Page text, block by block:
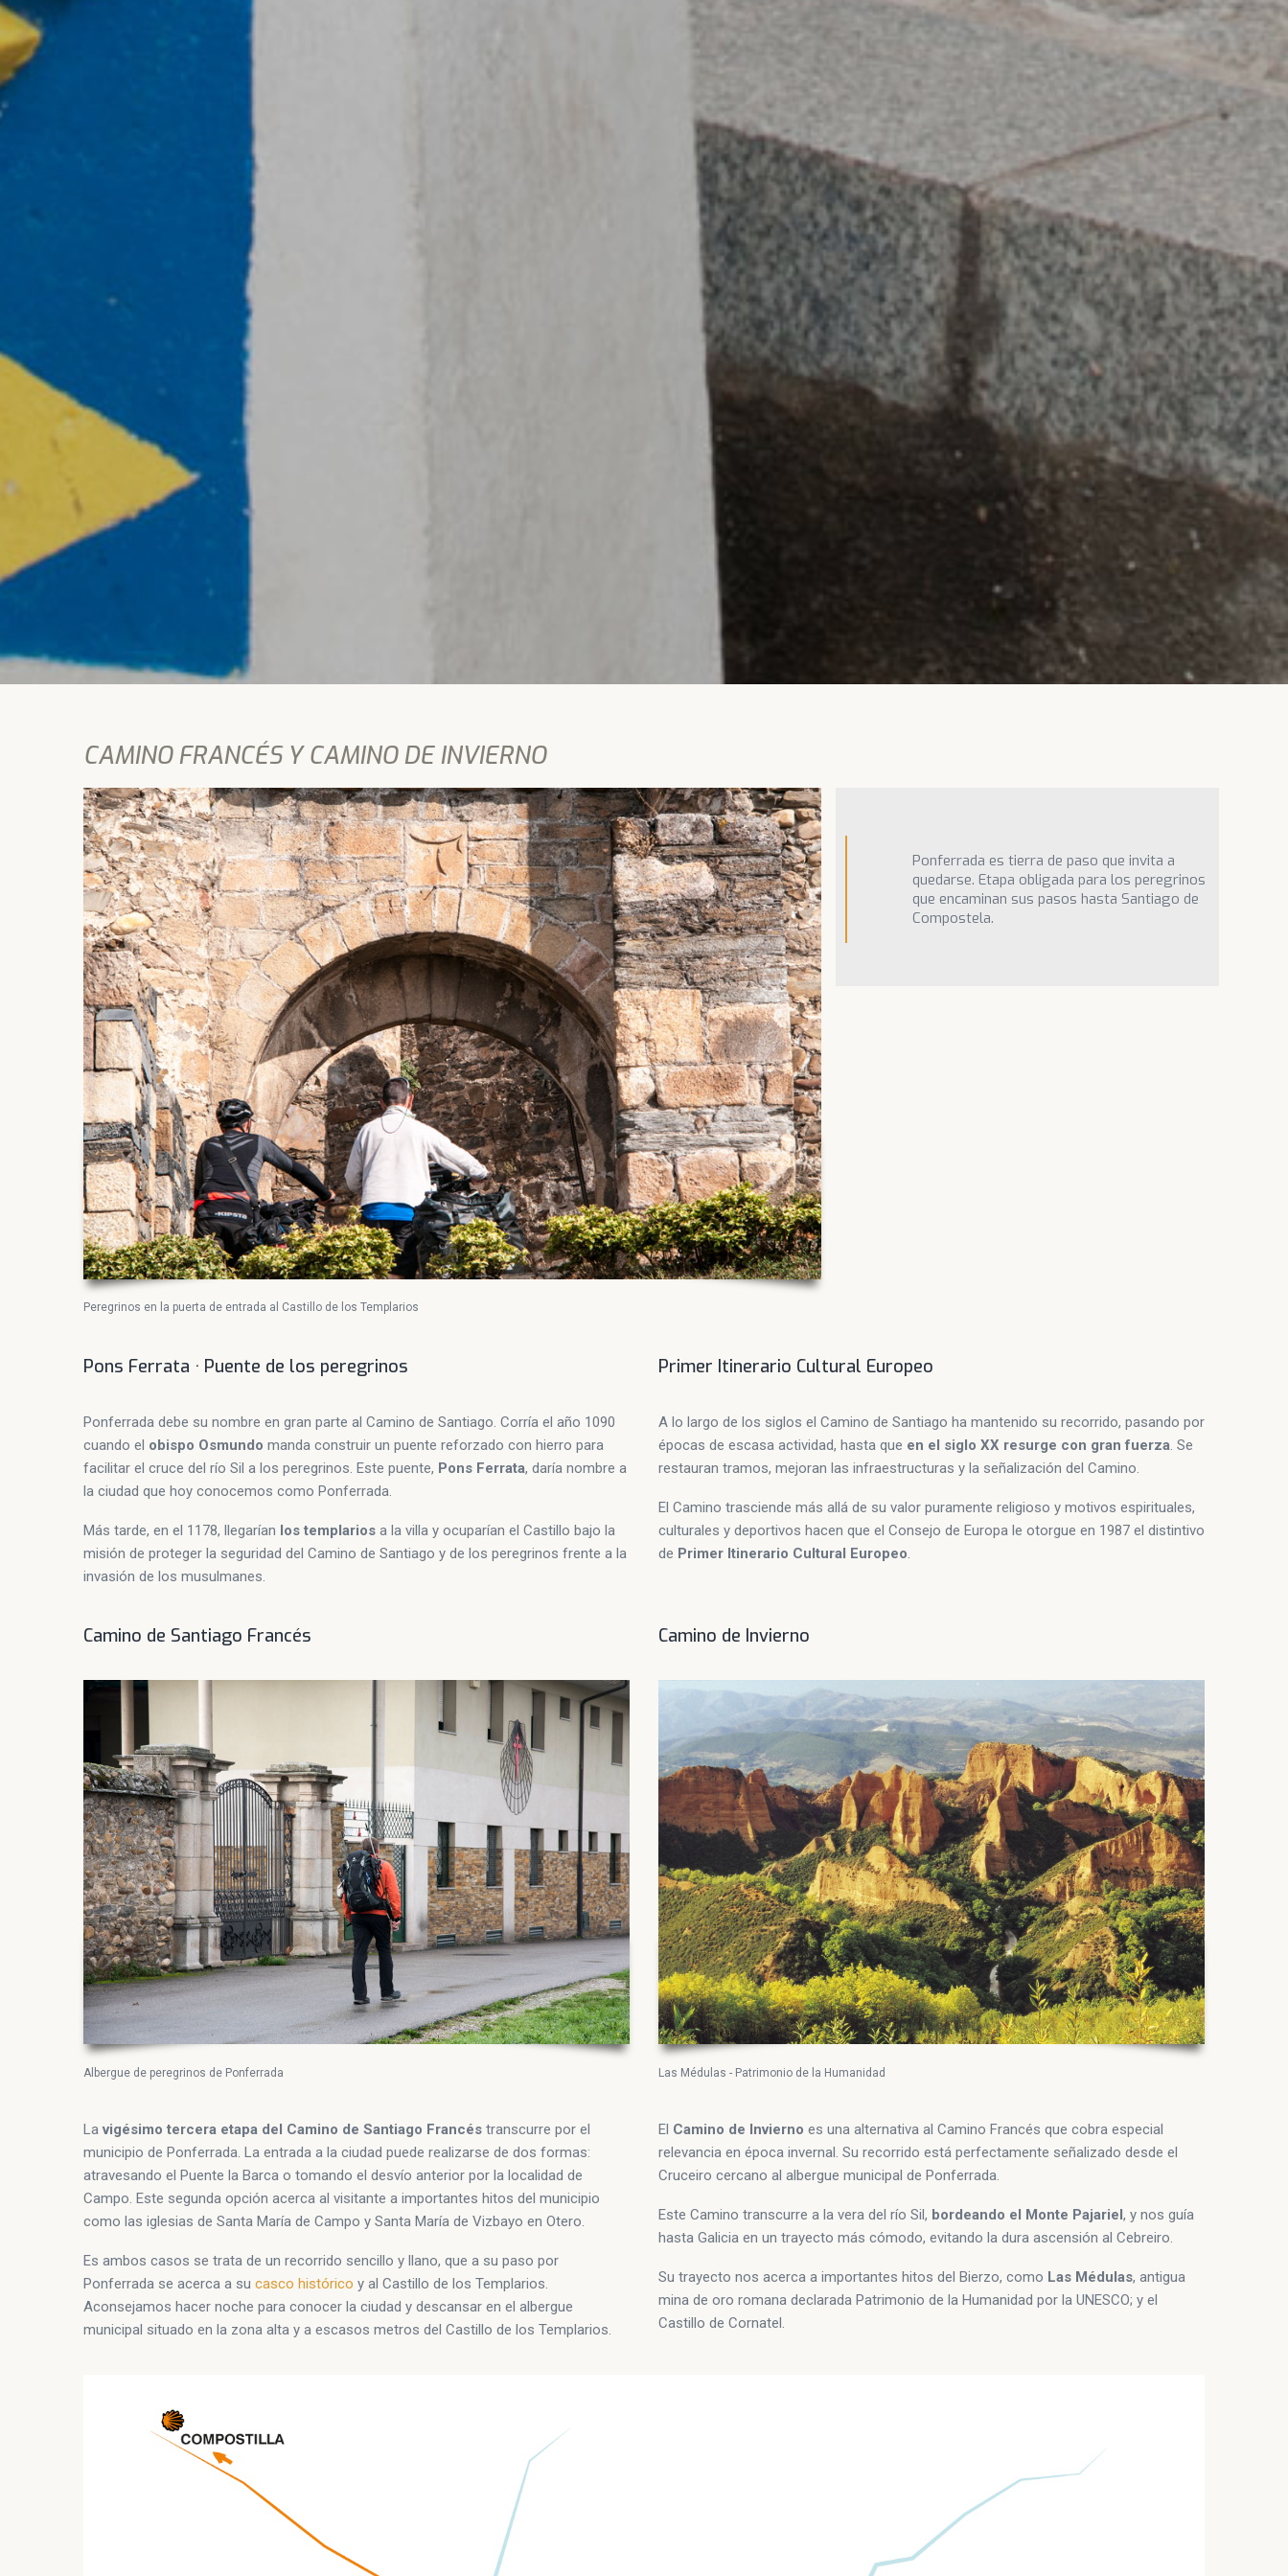
CAMINO FRANCÉS Y CAMINO DE INVIERNO
Peregrinos en la puerta de entrada al Castillo de los Templarios
Ponferrada es tierra de paso que invita a
quedarse. Etapa obligada para los peregrinos
que encaminan sus pasos hasta Santiago de
Compostela.
Pons Ferrata · Puente de los peregrinos
Ponferrada debe su nombre en gran parte al Camino de Santiago. Corría el año 1090
cuando el obispo Osmundo manda construir un puente reforzado con hierro para
facilitar el cruce del río Sil a los peregrinos. Este puente, Pons Ferrata, daría nombre a
la ciudad que hoy conocemos como Ponferrada.
Más tarde, en el 1178, llegarían los templarios a la villa y ocuparían el Castillo bajo la
misión de proteger la seguridad del Camino de Santiago y de los peregrinos frente a la
invasión de los musulmanes.
Primer Itinerario Cultural Europeo
A lo largo de los siglos el Camino de Santiago ha mantenido su recorrido, pasando por
épocas de escasa actividad, hasta que en el siglo XX resurge con gran fuerza. Se
restauran tramos, mejoran las infraestructuras y la señalización del Camino.
El Camino trasciende más allá de su valor puramente religioso y motivos espirituales,
culturales y deportivos hacen que el Consejo de Europa le otorgue en 1987 el distintivo
de Primer Itinerario Cultural Europeo.
Camino de Santiago Francés Camino de Invierno
Albergue de peregrinos de Ponferrada Las Médulas - Patrimonio de la Humanidad
Lavigésimo tercera etapa del Camino de Santiago Francés transcurre por el
municipio de Ponferrada. La entrada a la ciudad puede realizarse de dos formas:
atravesando el Puente la Barca o tomando el desvío anterior por la localidad de
Campo. Este segunda opción acerca al visitante a importantes hitos del municipio
como las iglesias de Santa María de Campo y Santa María de Vizbayo en Otero.
Es ambos casos se trata de un recorrido sencillo y llano, que a su paso por
Ponferrada se acerca a su casco histórico y al Castillo de los Templarios.
Aconsejamos hacer noche para conocer la ciudad y descansar en el albergue
municipal situado en la zona alta y a escasos metros del Castillo de los Templarios.
El Camino de Invierno es una alternativa al Camino Francés que cobra especial
relevancia en época invernal. Su recorrido está perfectamente señalizado desde el
Cruceiro cercano al albergue municipal de Ponferrada.
Este Camino transcurre a la vera del río Sil, bordeando el Monte Pajariel, y nos guía
hasta Galicia en un trayecto más cómodo, evitando la dura ascensión al Cebreiro.
Su trayecto nos acerca a importantes hitos del Bierzo, como Las Médulas, antigua
mina de oro romana declarada Patrimonio de la Humanidad por la UNESCO; y el
Castillo de Cornatel.